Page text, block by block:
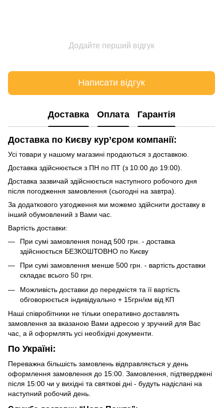
Додайте перший відгук
Написати відгук
Доставка Оплата Гарантія
Доставка по Києву кур’єром компанії:
Усі товари у нашому магазині продаються з доставкою.
Доставка здійснюється з ПН по ПТ (з 10:00 до 19:00).
Доставка зазвичай здійснюється наступного робочого дня
після погодження замовлення (сьогодні на завтра).
За додаткового узгодження ми можемо здійснити доставку в
інший обумовлений з Вами час.
Вартість доставки:
При сумі замовлення понад 500 грн. - доставка
здійснюється БЕЗКОШТОВНО по Києву
При сумі замовлення менше 500 грн. - вартість доставки
складає всього 50 грн.
Можливість доставки до передмістя та її вартість
обговорюється індивідуально + 15грн/км від КП
Наші співробітники не тільки оперативно доставлять
замовлення за вказаною Вами адресою у зручний для Вас
час, а й оформлять усі необхідні документи.
По Україні:
Переважна більшість замовлень відправляється у день
оформлення замовлення до 15:00. Замовлення, підтверджені
після 15:00 чи у вихідні та святкові дні - будуть надіслані на
наступний робочий день.